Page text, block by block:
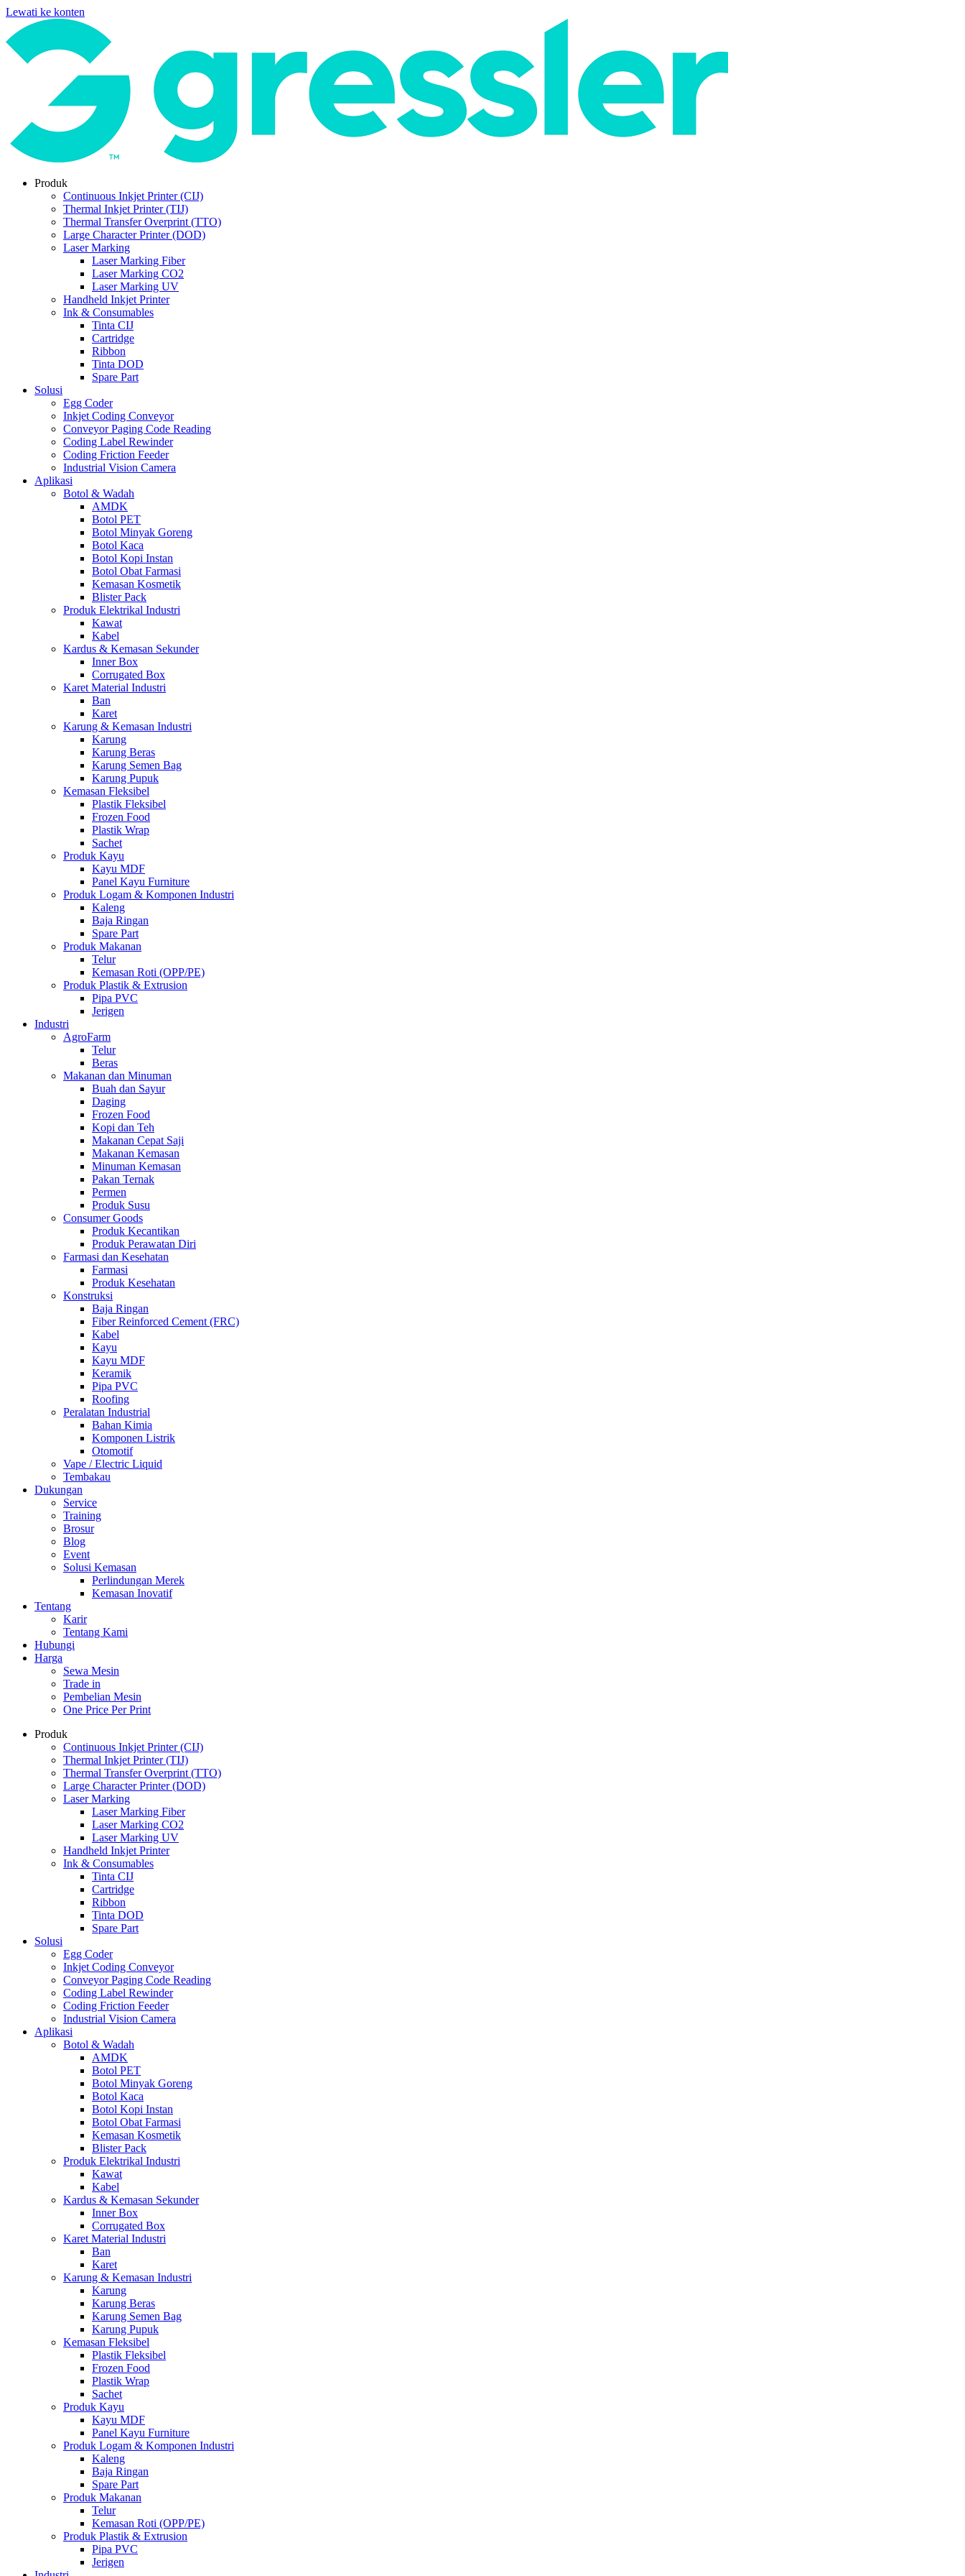
Lewati ke konten
Produk
Continuous Inkjet Printer (CIJ)
Thermal Inkjet Printer (TIJ)
Thermal Transfer Overprint (TTO)
Large Character Printer (DOD)
Laser Marking
Laser Marking Fiber
Laser Marking CO2
Laser Marking UV
Handheld Inkjet Printer
Ink & Consumables
Tinta CIJ
Cartridge
Ribbon
Tinta DOD
Spare Part
Solusi
Egg Coder
Inkjet Coding Conveyor
Conveyor Paging Code Reading
Coding Label Rewinder
Coding Friction Feeder
Industrial Vision Camera
Aplikasi
Botol & Wadah
AMDK
Botol PET
Botol Minyak Goreng
Botol Kaca
Botol Kopi Instan
Botol Obat Farmasi
Kemasan Kosmetik
Blister Pack
Produk Elektrikal Industri
Kawat
Kabel
Kardus & Kemasan Sekunder
Inner Box
Corrugated Box
Karet Material Industri
Ban
Karet
Karung & Kemasan Industri
Karung
Karung Beras
Karung Semen Bag
Karung Pupuk
Kemasan Fleksibel
Plastik Fleksibel
Frozen Food
Plastik Wrap
Sachet
Produk Kayu
Kayu MDF
Panel Kayu Furniture
Produk Logam & Komponen Industri
Kaleng
Baja Ringan
Spare Part
Produk Makanan
Telur
Kemasan Roti (OPP/PE)
Produk Plastik & Extrusion
Pipa PVC
Jerigen
Industri
AgroFarm
Telur
Beras
Makanan dan Minuman
Buah dan Sayur
Daging
Frozen Food
Kopi dan Teh
Makanan Cepat Saji
Makanan Kemasan
Minuman Kemasan
Pakan Ternak
Permen
Produk Susu
Consumer Goods
Produk Kecantikan
Produk Perawatan Diri
Farmasi dan Kesehatan
Farmasi
Produk Kesehatan
Konstruksi
Baja Ringan
Fiber Reinforced Cement (FRC)
Kabel
Kayu
Kayu MDF
Keramik
Pipa PVC
Roofing
Peralatan Industrial
Bahan Kimia
Komponen Listrik
Otomotif
Vape / Electric Liquid
Tembakau
Dukungan
Service
Training
Brosur
Blog
Event
Solusi Kemasan
Perlindungan Merek
Kemasan Inovatif
Tentang
Karir
Tentang Kami
Hubungi
Harga
Sewa Mesin
Trade in
Pembelian Mesin
One Price Per Print
Produk
Continuous Inkjet Printer (CIJ)
Thermal Inkjet Printer (TIJ)
Thermal Transfer Overprint (TTO)
Large Character Printer (DOD)
Laser Marking
Laser Marking Fiber
Laser Marking CO2
Laser Marking UV
Handheld Inkjet Printer
Ink & Consumables
Tinta CIJ
Cartridge
Ribbon
Tinta DOD
Spare Part
Solusi
Egg Coder
Inkjet Coding Conveyor
Conveyor Paging Code Reading
Coding Label Rewinder
Coding Friction Feeder
Industrial Vision Camera
Aplikasi
Botol & Wadah
AMDK
Botol PET
Botol Minyak Goreng
Botol Kaca
Botol Kopi Instan
Botol Obat Farmasi
Kemasan Kosmetik
Blister Pack
Produk Elektrikal Industri
Kawat
Kabel
Kardus & Kemasan Sekunder
Inner Box
Corrugated Box
Karet Material Industri
Ban
Karet
Karung & Kemasan Industri
Karung
Karung Beras
Karung Semen Bag
Karung Pupuk
Kemasan Fleksibel
Plastik Fleksibel
Frozen Food
Plastik Wrap
Sachet
Produk Kayu
Kayu MDF
Panel Kayu Furniture
Produk Logam & Komponen Industri
Kaleng
Baja Ringan
Spare Part
Produk Makanan
Telur
Kemasan Roti (OPP/PE)
Produk Plastik & Extrusion
Pipa PVC
Jerigen